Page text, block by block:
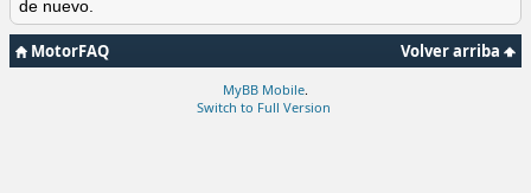
de nuevo.
Volver arriba
MotorFAQ
MyBB Mobile
Switch to Full Version